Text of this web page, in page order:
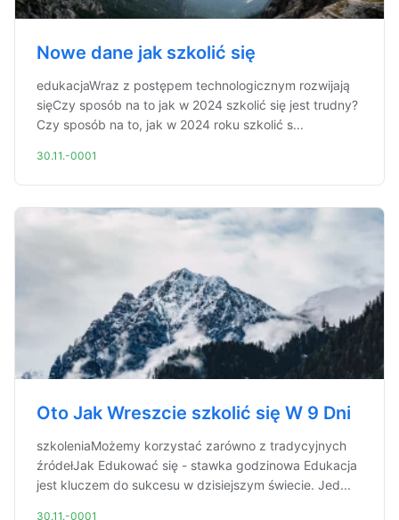
Nowe dane jak szkolić się
edukacjaWraz z postępem technologicznym rozwijają
sięCzy sposób na to jak w 2024 szkolić się jest trudny?
Czy sposób na to, jak w 2024 roku szkolić s...
30.11.-0001
Oto Jak Wreszcie szkolić się W 9 Dni
szkoleniaMożemy korzystać zarówno z tradycyjnych
źródełJak Edukować się - stawka godzinowa Edukacja
jest kluczem do sukcesu w dzisiejszym świecie. Jed...
30.11.-0001